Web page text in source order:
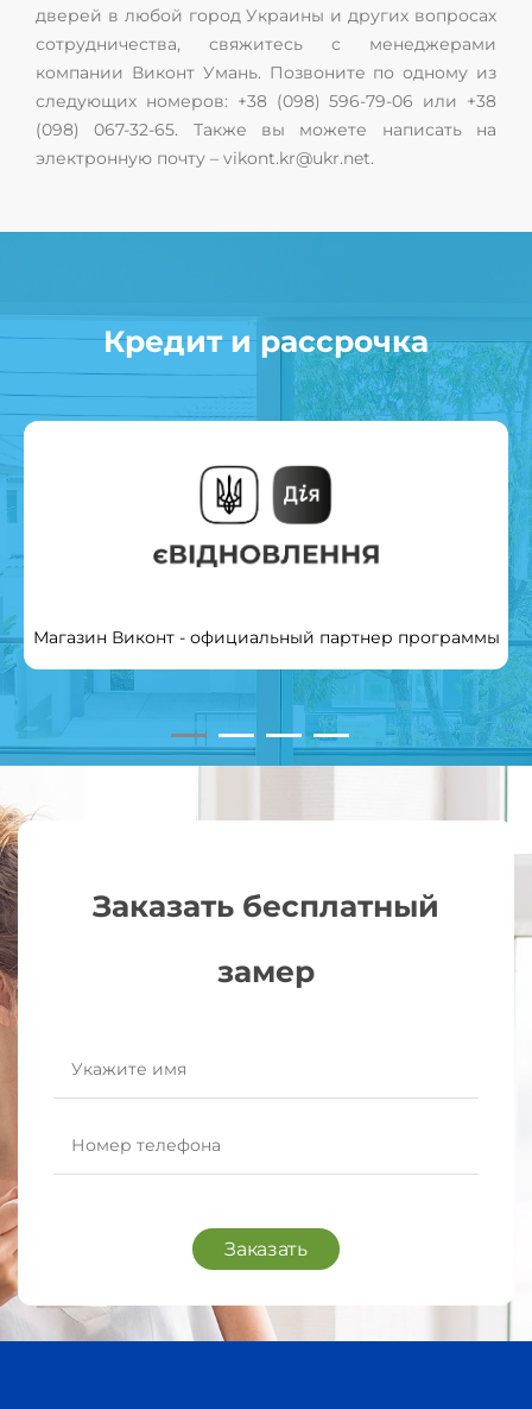
дверей в любой город Украины и других вопросах
сотрудничества, свяжитесь с менеджерами
компании Виконт Умань. Позвоните по одному из
следующих номеров: +38 (098) 596-79-06 или +38
(098) 067-32-65. Также вы можете написать на
электронную почту – vikont.kr@ukr.net.
Кредит и рассрочка
Магазин Виконт - официальный партнер программы
Заказать бесплатный
замер
Заказать